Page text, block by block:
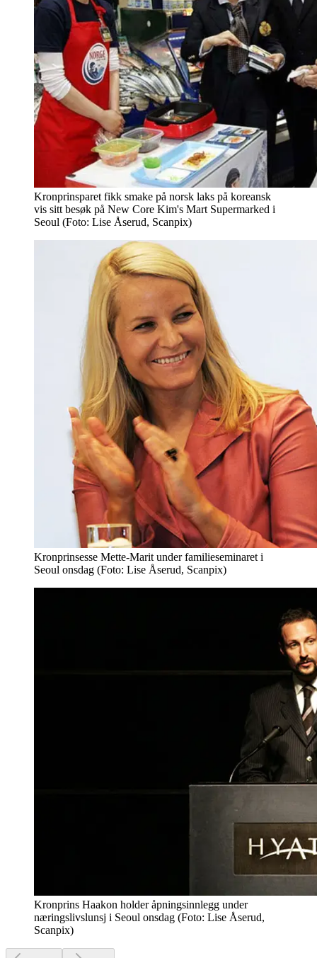
Kronprinsparet fikk smake på norsk laks på koreansk
vis sitt besøk på New Core Kim's Mart Supermarked i
Seoul (Foto: Lise Åserud, Scanpix)
Kronprinsesse Mette-Marit under familieseminaret i
Seoul onsdag (Foto: Lise Åserud, Scanpix)
Kronprins Haakon holder åpningsinnlegg under
næringslivslunsj i Seoul onsdag (Foto: Lise Åserud,
Scanpix)